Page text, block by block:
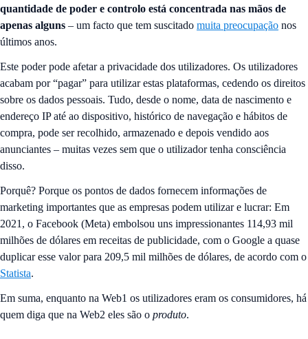
quantidade de poder e controlo está concentrada nas mãos de
apenas alguns – um facto que tem suscitado muita preocupação nos
últimos anos.
Este poder pode afetar a privacidade dos utilizadores. Os utilizadores
acabam por “pagar” para utilizar estas plataformas, cedendo os direitos
sobre os dados pessoais. Tudo, desde o nome, data de nascimento e
endereço IP até ao dispositivo, histórico de navegação e hábitos de
compra, pode ser recolhido, armazenado e depois vendido aos
anunciantes – muitas vezes sem que o utilizador tenha consciência
disso.
Porquê? Porque os pontos de dados fornecem informações de
marketing importantes que as empresas podem utilizar e lucrar: Em
2021, o Facebook (Meta) embolsou uns impressionantes 114,93 mil
milhões de dólares em receitas de publicidade, com o Google a quase
duplicar esse valor para 209,5 mil milhões de dólares, de acordo com o
Statista.
Em suma, enquanto na Web1 os utilizadores eram os consumidores, há
quem diga que na Web2 eles são o produto.